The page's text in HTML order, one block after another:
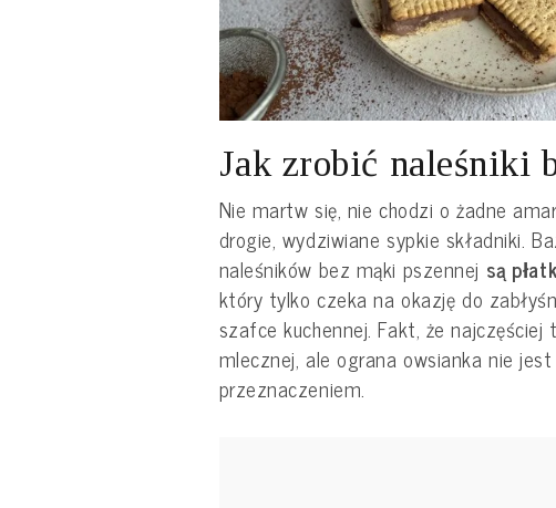
Jak zrobić naleśniki
Nie martw się, nie chodzi o żadne
drogie, wydziwiane sypkie składniki.
naleśników bez mąki pszennej są
który tylko czeka na okazję do
szafce kuchennej. Fakt, że
mlecznej, ale ograna owsianka nie
przeznaczeniem.